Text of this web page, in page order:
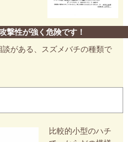
撃性が強く危険です！
がある、スズメバチの種類で
比較的小型のハチ